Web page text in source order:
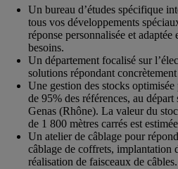
Un bureau d’études spécifique
tous vos développements
réponse personnalisée et
besoins.
Un département focalisé sur
solutions répondant
Une gestion des stocks
de 95% des références, au
Genas (Rhône). La valeur du
de 1 800 mètres carrés est
Un atelier de câblage pour
câblage de coffrets, implantation
réalisation de faisceaux de câbles.